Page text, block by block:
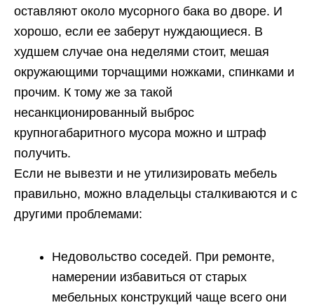
оставляют около мусорного бака во дворе. И
хорошо, если ее заберут нуждающиеся. В
худшем случае она неделями стоит, мешая
окружающими торчащими ножками, спинками и
прочим. К тому же за такой
несанкционированный выброс
крупногабаритного мусора можно и штраф
получить.
Если не вывезти и не утилизировать мебель
правильно, можно владельцы сталкиваются и с
другими проблемами:
Недовольство соседей. При ремонте,
намерении избавиться от старых
мебельных конструкций чаще всего они